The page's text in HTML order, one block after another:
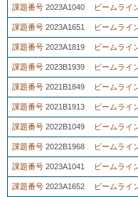
課題番号 2023A1040 ビームライ
課題番号 2023A1651 ビームライ
課題番号 2023A1819 ビームライ
課題番号 2023B1939 ビームライ
課題番号 2021B1849 ビームライ
課題番号 2021B1913 ビームライ
課題番号 2022B1049 ビームライ
課題番号 2022B1968 ビームライ
課題番号 2023A1041 ビームライ
課題番号 2023A1652 ビームライ